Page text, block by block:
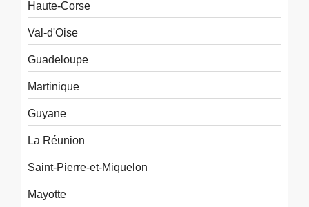
Haute-Corse
Val-d'Oise
Guadeloupe
Martinique
Guyane
La Réunion
Saint-Pierre-et-Miquelon
Mayotte